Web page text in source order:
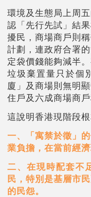
環境及生態局上周
認「先行先試」結
擾民，商場商戶則
計劃，連政府合署
定袋價錢能夠減半
垃圾棄置量只於個
廈」及商場則無明
住戶及六成商場商
這說明香港現階段
一、「寓禁於徵」
業負擔，在當前經
二、在現時配套不
民，特別是基層市
的民怨。